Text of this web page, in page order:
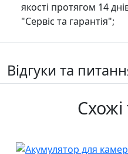
якості протягом 14
"Сервіс та гарантія";
Відгуки та